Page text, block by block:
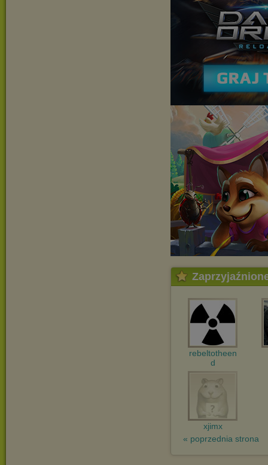
rebeltotheen
d
xjimx
« poprzednia strona